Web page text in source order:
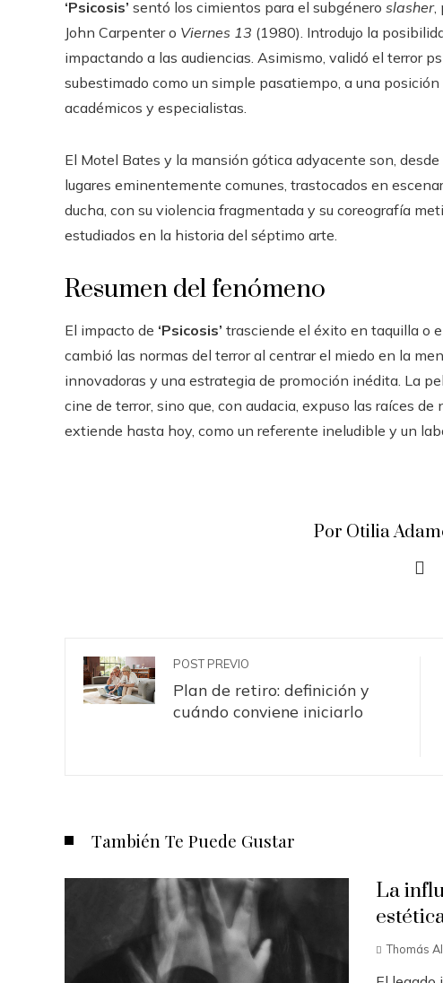
‘Psicosis’ sentó los cimientos para el subgénero slasher,
John Carpenter o Viernes 13 (1980). Introdujo la
impactando a las audiencias. Asimismo, validó el terror
subestimado como un simple pasatiempo, a una
académicos y especialistas.
El Motel Bates y la mansión gótica adyacente son,
lugares eminentemente comunes, trastocados en
ducha, con su violencia fragmentada y su coreografía
estudiados en la historia del séptimo arte.
Resumen del fenómeno
El impacto de ‘Psicosis’ trasciende el éxito en taquilla o
cambió las normas del terror al centrar el miedo en la
innovadoras y una estrategia de promoción inédita. La
cine de terror, sino que, con audacia, expuso las raíces
extiende hasta hoy, como un referente ineludible y un
Por Otilia
POST PREVIO
Plan de retiro: definición y
cuándo conviene iniciarlo
También Te Puede Gustar
La
Thomás